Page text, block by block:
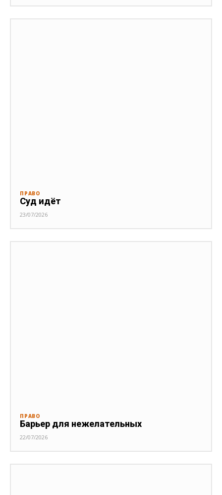
ПРАВО
Суд идёт
23/07/2026
ПРАВО
Барьер для нежелательных
22/07/2026